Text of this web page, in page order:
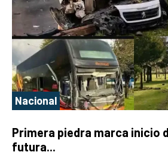
Nacional
Primera piedra marca inicio
futura...